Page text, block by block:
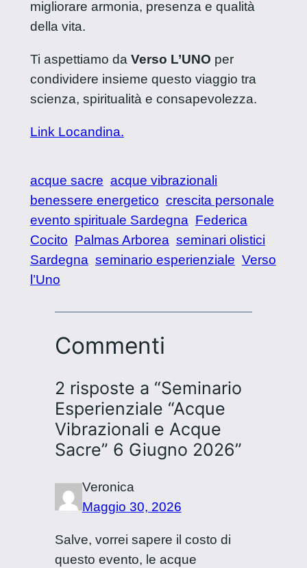
migliorare armonia, presenza e qualità
della vita.
Ti aspettiamo da Verso L’UNO per
condividere insieme questo viaggio tra
scienza, spiritualità e consapevolezza.
Link Locandina.
acque sacre acque vibrazionali
benessere energetico crescita personale
evento spirituale Sardegna Federica
Cocito Palmas Arborea seminari olistici
Sardegna seminario esperienziale Verso
l’Uno
Commenti
2 risposte a “Seminario
Esperienziale “Acque
Vibrazionali e Acque
Sacre” 6 Giugno 2026”
Veronica
Maggio 30, 2026
Salve, vorrei sapere il costo di
questo evento, le acque